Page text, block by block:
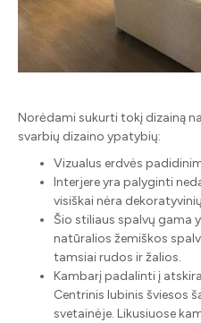
Norėdami sukurti tokį dizainą
svarbių dizaino ypatybių:
Vizualus erdvės
Interjere yra palyginti
visiškai nėra
Šio stiliaus spalvų gama
natūralios žemiškos
tamsiai rudos ir žalios.
Kambarį padalinti į
Centrinis lubinis šviesos
svetainėje. Likusiuose